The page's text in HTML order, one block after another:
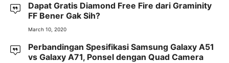
Dapat Gratis Diamond Free Fire dari Graminity
FF Bener Gak Sih?
March 10, 2020
Perbandingan Spesifikasi Samsung Galaxy A51
vs Galaxy A71, Ponsel dengan Quad Camera